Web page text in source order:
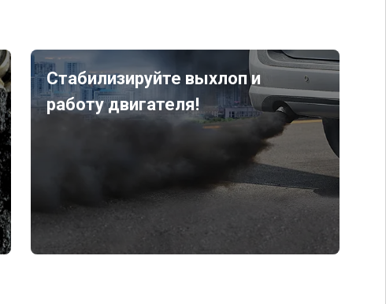
Стабилизируйте выхлоп и
работу двигателя!